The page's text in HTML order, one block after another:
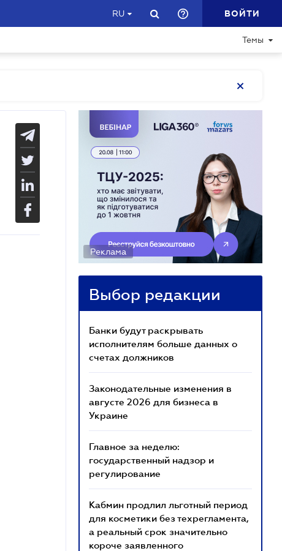
RU ВОЙТИ
Темы
Реклама
Выбор редакции
Банки будут раскрывать
исполнителям больше данных о
счетах должников
Законодательные изменения в
августе 2026 для бизнеса в
Украине
Главное за неделю:
государственный надзор и
регулирование
Кабмин продлил льготный период
для косметики без техрегламента,
а реальный срок значительно
короче заявленного